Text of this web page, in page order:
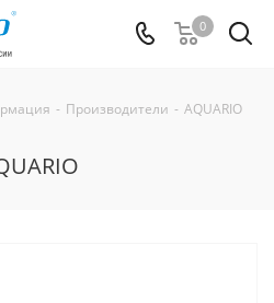
0
- Производители - AQUARIO